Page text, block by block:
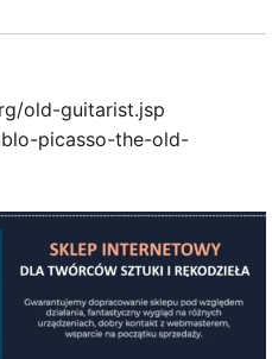
old-guitarist.jsp
picasso-the-old-